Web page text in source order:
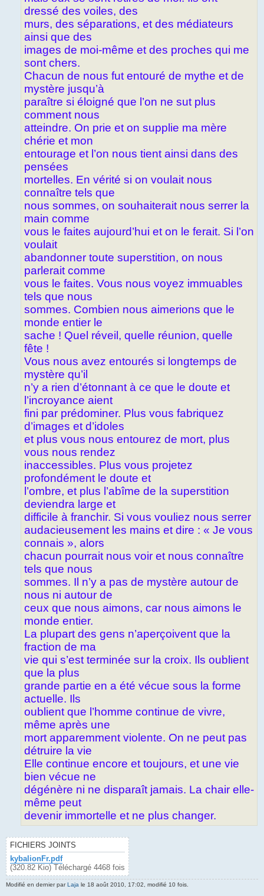
dressé des voiles, des
murs, des séparations, et des médiateurs
ainsi que des
images de moi-même et des proches qui me
sont chers.
Chacun de nous fut entouré de mythe et de
mystère jusqu’à
paraître si éloigné que l’on ne sut plus
comment nous
atteindre. On prie et on supplie ma mère
chérie et mon
entourage et l’on nous tient ainsi dans des
pensées
mortelles. En vérité si on voulait nous
connaître tels que
nous sommes, on souhaiterait nous serrer la
main comme
vous le faites aujourd’hui et on le ferait. Si l’on
voulait
abandonner toute superstition, on nous
parlerait comme
vous le faites. Vous nous voyez immuables
tels que nous
sommes. Combien nous aimerions que le
monde entier le
sache ! Quel réveil, quelle réunion, quelle
fête !
Vous nous avez entourés si longtemps de
mystère qu’il
n’y a rien d’étonnant à ce que le doute et
l’incroyance aient
fini par prédominer. Plus vous fabriquez
d’images et d’idoles
et plus vous nous entourez de mort, plus
vous nous rendez
inaccessibles. Plus vous projetez
profondément le doute et
l’ombre, et plus l’abîme de la superstition
deviendra large et
difficile à franchir. Si vous vouliez nous serrer
audacieusement les mains et dire : « Je vous
connais », alors
chacun pourrait nous voir et nous connaître
tels que nous
sommes. Il n’y a pas de mystère autour de
nous ni autour de
ceux que nous aimons, car nous aimons le
monde entier.
La plupart des gens n’aperçoivent que la
fraction de ma
vie qui s’est terminée sur la croix. Ils oublient
que la plus
grande partie en a été vécue sous la forme
actuelle. Ils
oublient que l’homme continue de vivre,
même après une
mort apparemment violente. On ne peut pas
détruire la vie
Elle continue encore et toujours, et une vie
bien vécue ne
dégénère ni ne disparaît jamais. La chair elle-
même peut
devenir immortelle et ne plus changer.
FICHIERS JOINTS
kybalionFr.pdf
(320.82 Kio) Téléchargé 4468 fois
Modifié en dernier parLaja le 18 août 2010, 17:02, modifié 10 fois.